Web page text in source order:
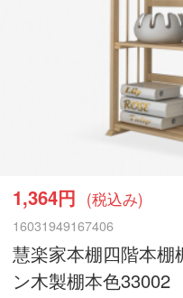
1,364円 (税込み)
16031949167406
慧楽家本棚四階本棚
ン木製棚本色33002